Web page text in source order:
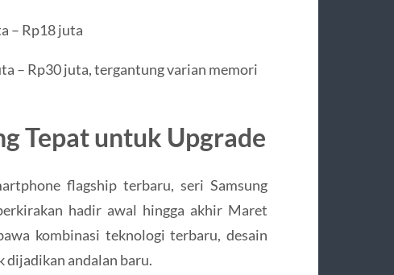
– Rp18 juta
– Rp30 juta, tergantung varian memori
Tepat untuk Upgrade
flagship terbaru, seri Samsung
hadir awal hingga akhir Maret
kombinasi teknologi terbaru, desain
dijadikan andalan baru.